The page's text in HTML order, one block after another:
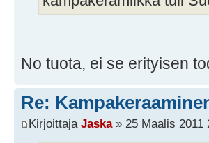
No tuota, ei se erityisen
Re:
Kirjoittaja Jaska» 25 Maalis 2011